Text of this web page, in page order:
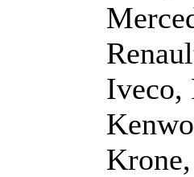
Iveco,